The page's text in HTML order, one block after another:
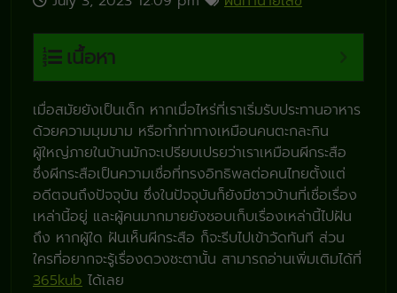
เนื้อหา
เมื่อสมัยยังเป็นเด็ก หากเมื่อไหร่ที่เราเริ่มรับประทานอาหาร
ด้วยความมุมมาม หรือทำท่าทางเหมือนคนตะกละกิน
ผู้ใหญ่ภายในบ้านมักจะเปรียบเปรยว่าเราเหมือนผีกระสือ
ซึ่งผีกระสือเป็นความเชื่อที่ทรงอิทธิพลต่อคนไทยตั้งแต่
อดีตจนถึงปัจจุบัน ซึ่งในปัจจุบันก็ยังมีชาวบ้านที่เชื่อเรื่อง
เหล่านี้อยู่ และผู้คนมากมายยังชอบเก็บเรื่องเหล่านี้ไปฝัน
ถึง หากผู้ใด ฝันเห็นผีกระสือ ก็จะรีบไปเข้าวัดทันที ส่วน
ใครที่อยากจะรู้เรื่องดวงชะตานั้น สามารถอ่านเพิ่มเติมได้ที่
365kub ได้เลย